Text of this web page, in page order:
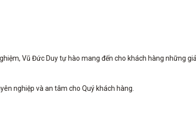
Vũ Đức Duy tự hào mang đến cho khách hàng những
nghiệp và an tâm cho Quý khách hàng.